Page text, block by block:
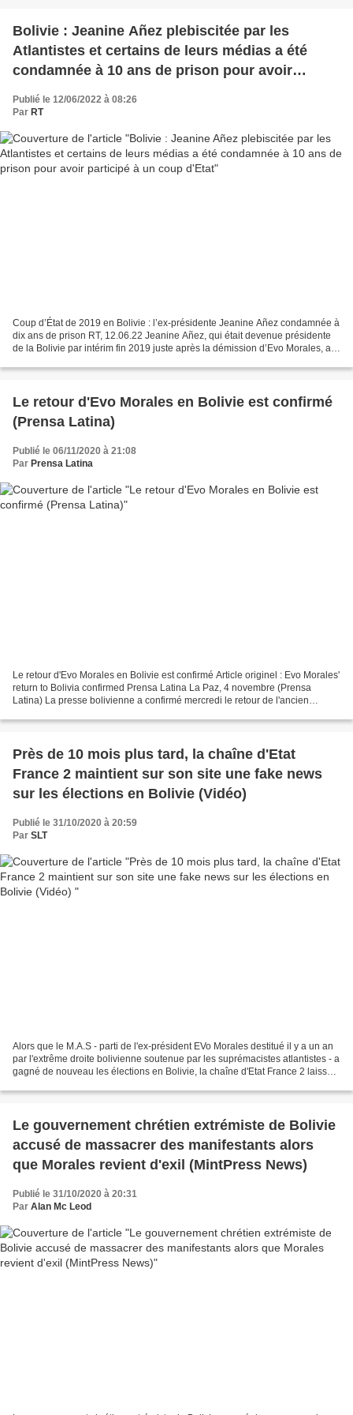
Bolivie : Jeanine Añez plebiscitée par les
Atlantistes et certains de leurs médias a été
condamnée à 10 ans de prison pour avoir
Publié le 12/06/2022 à 08:26
Par RT
Coup d’État de 2019 en Bolivie : l’ex-présidente Jeanine Añez condamnée à
dix ans de prison RT, 12.06.22 Jeanine Añez, qui était devenue présidente
de la Bolivie par intérim fin 2019 juste après la démission d’Evo Morales, a
Le retour d'Evo Morales en Bolivie est confirmé
(Prensa Latina)
Publié le 06/11/2020 à 21:08
Par Prensa Latina
Le retour d'Evo Morales en Bolivie est confirmé Article originel : Evo Morales'
return to Bolivia confirmed Prensa Latina La Paz, 4 novembre (Prensa
Latina) La presse bolivienne a confirmé mercredi le retour de l'ancien
Près de 10 mois plus tard, la chaîne d'Etat
France 2 maintient sur son site une fake news
sur les élections en Bolivie (Vidéo)
Publié le 31/10/2020 à 20:59
Par SLT
Alors que le M.A.S - parti de l'ex-président EVo Morales destitué il y a un an
par l'extrême droite bolivienne soutenue par les suprémacistes atlantistes - a
gagné de nouveau les élections en Bolivie, la chaîne d'Etat France 2 laisse
Le gouvernement chrétien extrémiste de Bolivie
accusé de massacrer des manifestants alors
que Morales revient d'exil (MintPress News)
Publié le 31/10/2020 à 20:31
Par Alan Mc Leod